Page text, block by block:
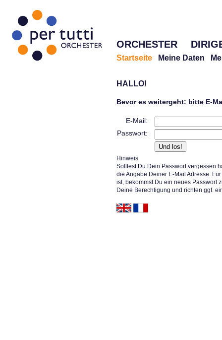
ORCHESTER
Startseite Meine Daten
HALLO!
Bevor es weitergeht: bitte E-
E-Mail:
Passwort:
Hinweis
Solltest Du Dein Passwort vergessen
die Angabe Deiner E-Mail Adresse.
ist, bekommst Du ein neues Passwort
Deine Berechtigung und richten ggf.